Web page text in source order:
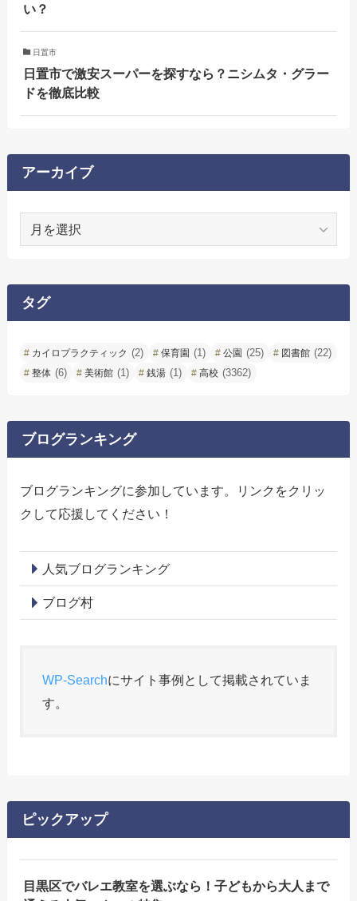
い？
日置市
日置市で激安スーパーを探すなら？ニシムタ・グラー
ドを徹底比較
アーカイブ
イ
ブ
タグ
カイロプラクティック (2) 保育園 (1) 公園 (25) 図書館 (22)
整体 (6) 美術館 (1) 銭湯 (1) 高校 (3362)
ブログランキング
ブログランキングに参加しています。リンクをクリッ
クして応援してください！
人気ブログランキング
ブログ村
WP-Searchにサイト事例として掲載されていま
す。
ピックアップ
目黒区でバレエ教室を選ぶなら！子どもから大人まで